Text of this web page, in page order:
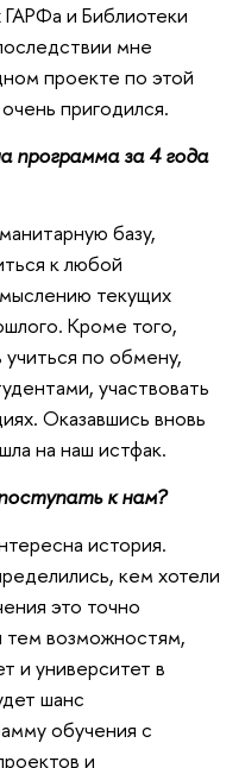
и Библиотеки
мне
проекте по этой
пригодился.
программа за 4 года
базу,
к любой
текущих
Кроме того,
по обмену,
участвовать
Оказавшись вновь
на наш истфак.
к нам?
история.
кем хотели
это точно
тем возможностям,
и университет в
шанс
обучения с
и